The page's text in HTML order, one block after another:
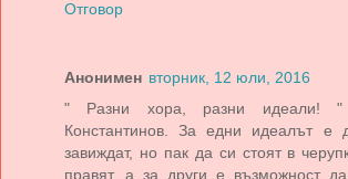
Отговор
Анонимен вторник, 12 юли, 2016
" Разни хора, разни идеали!
Константинов. За едни идеалът е
завиждат, но пак да си стоят в
правят, а за други е възможност